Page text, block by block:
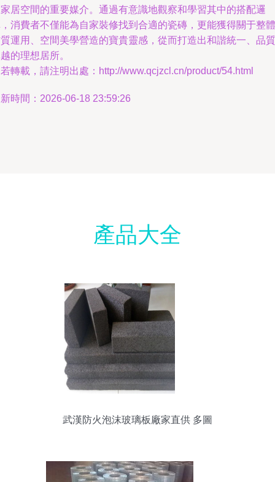
居空間的重要媒介。通過有意識地觀察和學習其中的搭配邏
消費者不僅能為自家裝修找到合適的瓷磚，更能獲得關于整體
運用、空間美學營造的寶貴靈感，從而打造出和諧統一、品質
的理想居所。
轉載，請注明出處：http://www.qcjzcl.cn/product/54.html
時間：2026-06-18 23:59:26
產品大全
武漢防火泡沫玻璃板廠家直供 多圖